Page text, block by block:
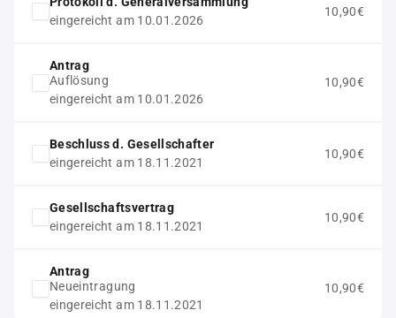
eingereicht am 10.01.2026
10,90€
Antrag
Auflösung
eingereicht am 10.01.2026
10,90€
Beschluss d. Gesellschafter
eingereicht am 18.11.2021
10,90€
Gesellschaftsvertrag
eingereicht am 18.11.2021
10,90€
Antrag
Neueintragung
eingereicht am 18.11.2021
10,90€